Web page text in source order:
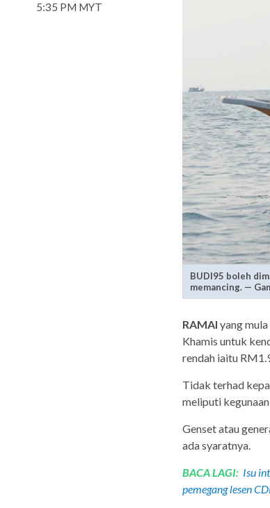
5:35 PM MYT
BUDI95 boleh
memancing. —
RAMAI yang
Khamis untuk
rendah iaitu
Tidak terhad
meliputi
Genset atau
ada syaratnya.
BACA LAGI: Isu
pemegang lesen